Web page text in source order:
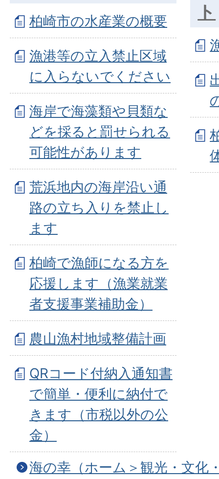
柏崎市の水産業の概要
漁港等の立入禁止区域
に入らないでください
海岸で海藻類や貝類な
どを採ると罰せられる
可能性があります
荒浜地内の海岸沿い通
路の立ち入りを禁止し
ます
柏崎で漁師になる方を
応援します（漁業就業
者支援事業補助金）
農山漁村地域整備計画
QRコード付納入通知書
で簡単・便利に納付で
きます（市税以外の公
金）
ト
海の幸（ホーム＞観光・文化